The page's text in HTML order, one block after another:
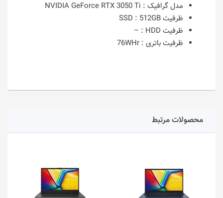
مدل گرافیک : NVIDIA GeForce RTX 3050 Ti
ظرفیت SSD :512GB
ظرفیت HDD :
–
ظرفیت باتری : 76WHr
محصولات مرتبط